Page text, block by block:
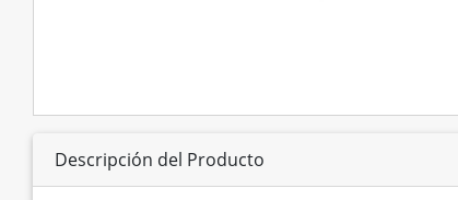
Descripción del Producto